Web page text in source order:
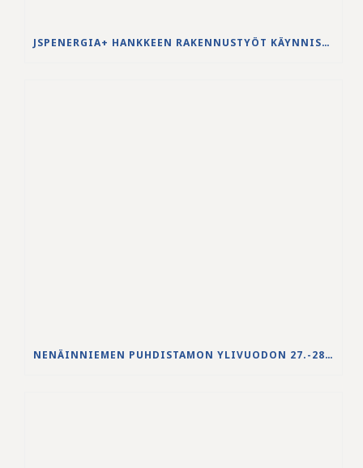
JSPENERGIA+ HANKKEEN RAKENNUSTYÖT KÄYNNISTYVÄT LOUHINTATÖILLÄ
NENÄINNIEMEN PUHDISTAMON YLIVUODON 27.-28.5.2026 VESISTÖVAIKUTUKSET